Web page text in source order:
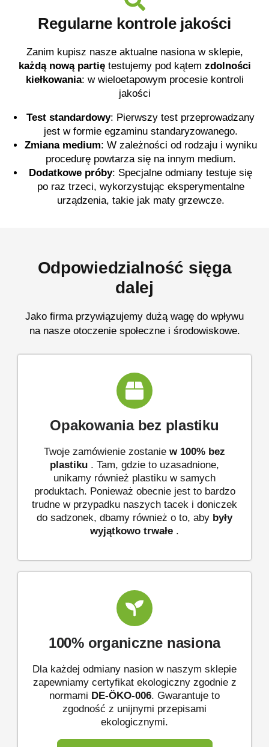
Regularne kontrole jakości
Zanim kupisz nasze aktualne nasiona w sklepie,
każdą nową partiętestujemy pod kątem zdolności
kiełkowania: w wieloetapowym procesie kontroli
jakości
Test standardowy: Pierwszy test przeprowadzany
jest w formie egzaminu standaryzowanego.
Zmiana medium: W zależności od rodzaju i wyniku
procedurę powtarza się na innym medium.
Dodatkowe próby: Specjalne odmiany testuje się
po raz trzeci, wykorzystując eksperymentalne
urządzenia, takie jak maty grzewcze.
Odpowiedzialność sięga
dalej
Jako firma przywiązujemy dużą wagę do wpływu
na nasze otoczenie społeczne i środowiskowe.
Opakowania bez plastiku
Twoje zamówienie zostanie w 100% bez
plastiku . Tam, gdzie to uzasadnione,
unikamy również plastiku w samych
produktach. Ponieważ obecnie jest to bardzo
trudne w przypadku naszych tacek i doniczek
do sadzonek, dbamy również o to, aby były
wyjątkowo trwałe .
100% organiczne nasiona
Dla każdej odmiany nasion w naszym sklepie
zapewniamy certyfikat ekologiczny zgodnie z
normami DE-ÖKO-006. Gwarantuje to
zgodność z unijnymi przepisami
ekologicznymi.